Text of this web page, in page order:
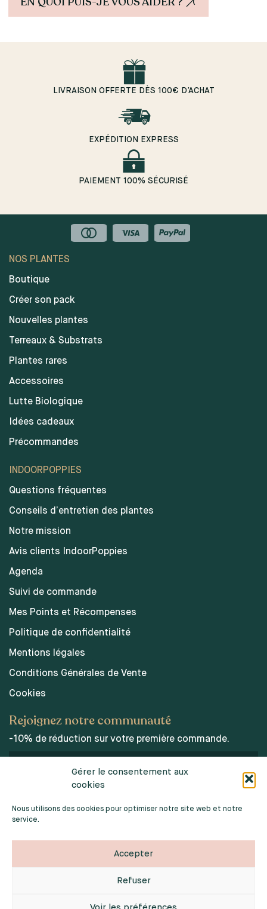
Gérer le consentement aux
cookies
Nous utilisons des cookies pour optimiser notre site web et notre
service.
Accepter
Refuser
Voir les préférences
LIVRAISON OFFERTE DÈS 100€ D’ACHAT
EXPÉDITION EXPRESS
PAIEMENT 100% SÉCURISÉ
NOS PLANTES
Boutique
Créer son pack
Nouvelles plantes
Terreaux & Substrats
Plantes rares
Accessoires
Lutte Biologique
Idées cadeaux
Précommandes
INDOORPOPPIES
Questions fréquentes
Conseils d’entretien des plantes
Notre mission
Avis clients IndoorPoppies
Agenda
Suivi de commande
Mes Points et Récompenses
Politique de confidentialité
Mentions légales
Conditions Générales de Vente
Cookies
Rejoignez notre communauté
-10% de réduction sur votre première commande.
personnelles.